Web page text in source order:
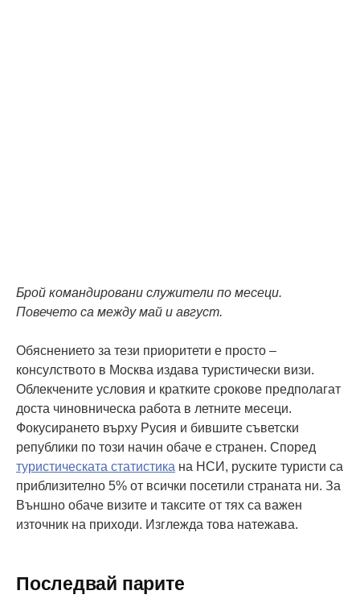
Брой командировани служители по месеци.
Повечето са между май и август.
Обяснението за тези приоритети е просто –
консулството в Москва издава туристически визи.
Облекчените условия и кратките срокове предполагат
доста чиновническа работа в летните месеци.
Фокусирането върху Русия и бившите съветски
републики по този начин обаче е странен. Според
туристическата статистика на НСИ, руските туристи са
приблизително 5% от всички посетили страната ни. За
Външно обаче визите и таксите от тях са важен
източник на приходи. Изглежда това натежава.
Последвай парите